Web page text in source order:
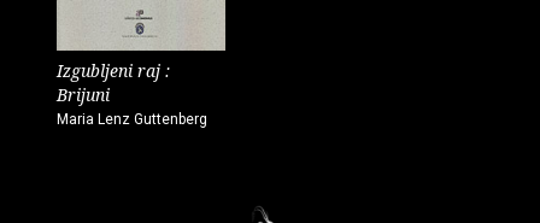
Izgubljeni raj :
Brijuni
Maria Lenz Guttenberg